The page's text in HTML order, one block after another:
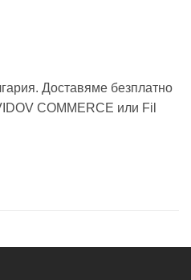
Доставяме безплатно
COMMERCE или Fil